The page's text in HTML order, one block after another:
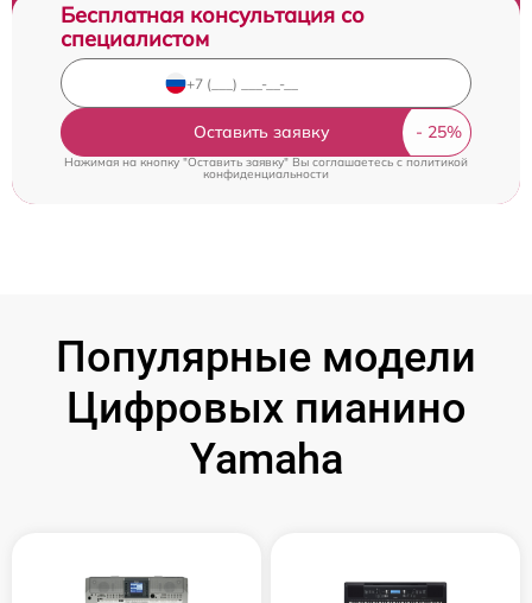
Бесплатная консультация со
специалистом
Оставить заявку
Нажимая на кнопку "Оставить заявку" Вы соглашаетесь cполитикой
конфиденциальности
Популярные модели
Цифровых пианино
Yamaha